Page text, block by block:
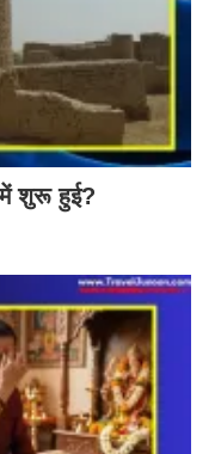
में शुरू हुई?